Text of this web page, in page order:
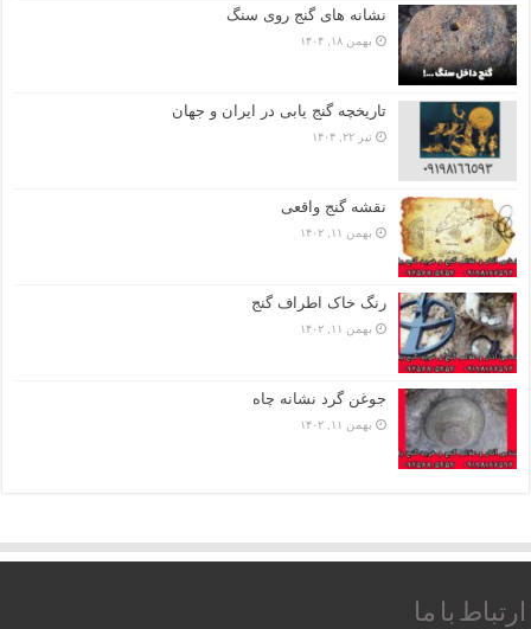
نشانه های گنج روی سنگ
بهمن ۱۸, ۱۴۰۴
تاریخچه گنج‌ یابی در ایران و جهان
تیر ۲۲, ۱۴۰۴
نقشه گنج واقعی
بهمن ۱۱, ۱۴۰۲
رنگ خاک اطراف گنج
بهمن ۱۱, ۱۴۰۲
جوغن گرد نشانه چاه
بهمن ۱۱, ۱۴۰۲
ارتباط با ما